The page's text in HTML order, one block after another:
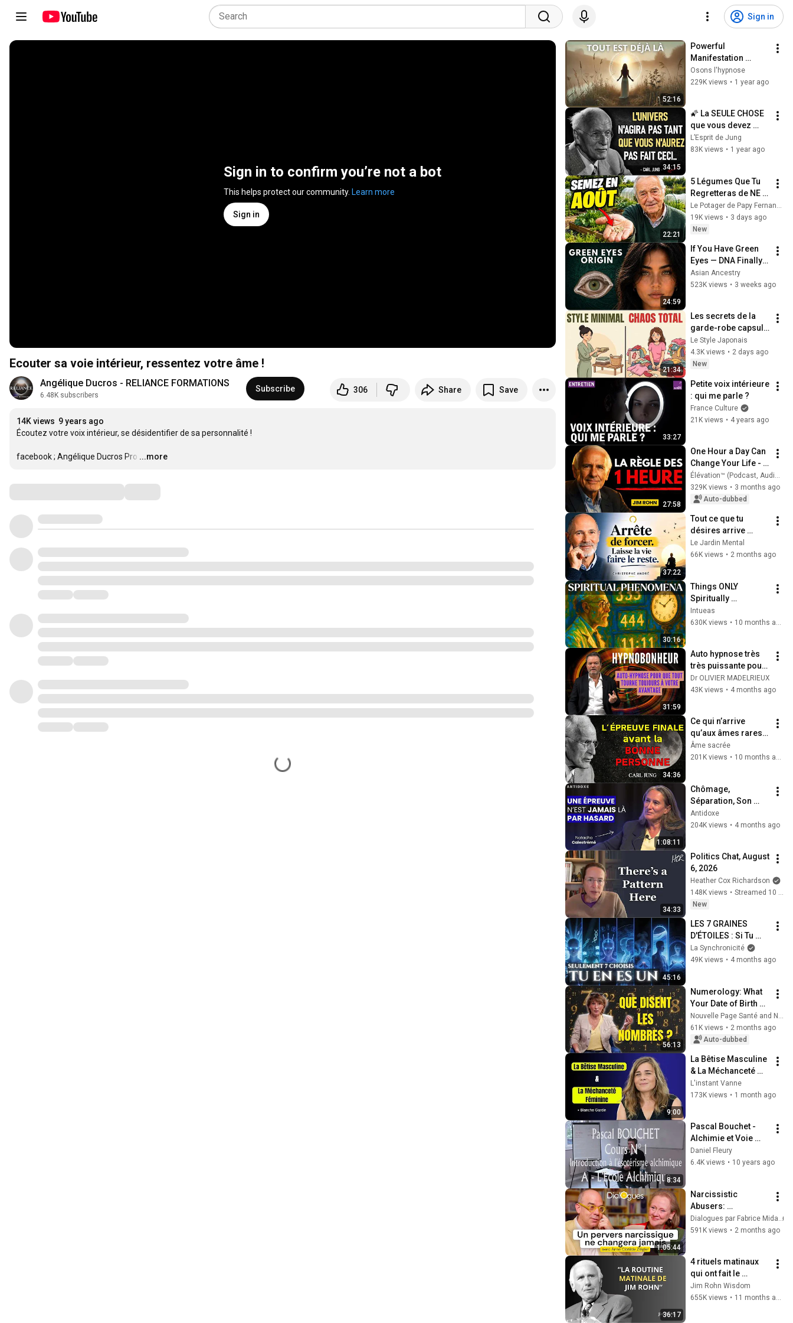
Sign in
Sign in to confirm you’re not a bot
This helps protect our community. Learn more
Sign in
Ecouter sa voie intérieur, ressentez votre âme !
Angélique Ducros - RELIANCE FORMATIONS
6.48K subscribers
Subscribe 306 Share Save
14K views 9 years ago
Écoutez votre voix intérieur, se désidentifier de sa personnalité !
facebook ; Angélique Ducros Pro …
...more
52:16
Powerful
Manifestation
Hypnosis: Feel It's
Already Done (and
Osons l'hypnose
229K views • 1 year ago
34:15
🌠 La SEULE CHOSE
que vous devez
faire pour que
l'UNIVERS
FAVEUR
L’Esprit de Jung
83K views • 1 year ago
22:21
5 Légumes Que Tu
Regretteras de NE
PAS Avoir Plantés
En Août !
Le Potager de Papy Fernand and Vies Pleines d’Histoire
19K views • 3 days ago
New
24:59
If You Have Green
Eyes — DNA Finally
Revealed Where
They Really Come
Asian Ancestry
523K views • 3 weeks ago
21:34
Les secrets de la
garde-robe capsule
japonaise —
Toujours élégant,
presque gratuit
Le Style Japonais
4.3K views • 2 days ago
New
33:27
Petite voix intérieure
: qui me parle ?
France Culture
21K views • 4 years ago
27:58
One Hour a Day Can
Change Your Life -
Jim Rohn MASTERY
Élévation™ (Podcast, Audiobook)
329K views • 3 months ago
Auto-dubbed
37:22
Tout ce que tu
désires arrive
quand tu cesses de
courir après |
Le Jardin Mental
66K views • 2 months ago
30:16
Things ONLY
Spiritually
Awakened People
Experience - Carl
Intueas
630K views •
31:59
Auto hypnose très
très puissante pour
que tout tourne
toujours à votre
Dr OLIVIER MADELRIEUX
43K views • 4 months ago
34:36
Ce qui n’arrive
qu’aux âmes rares,
juste avant que
l’AMOUR véritable
Âme sacrée
201K views • 10 months ago
1:08:11
Chômage,
Séparation, Son
Corps Qui Lâche :
Elle A Touché Le
Antidoxe
204K views • 4 months ago
34:33
Politics Chat, August
6, 2026
Heather Cox Richardson
148K views •
Streamed 10 hours ago
New
45:16
LES 7 GRAINES
D'ÉTOILES : Si Tu
Vois Cette Vidéo,
Ton Activation
MAINTENANT
La Synchronicité
49K views • 4 months ago
56:13
Numerology: What
Your Date of Birth
Reveals About You -
with Lydie Castells
Nouvelle Page Santé and NUMEROLOGIE-STRATEGIQUE by Lydie Castells
61K views • 2 months ago
Auto-dubbed
9:00
La Bêtise Masculine
& La Méchanceté
Féminine | Blanche
Gardin Humour
L'instant Vanne
173K views • 1 month ago
8:34
Pascal Bouchet -
Alchimie et Voie
Intérieure. Extrait du
cours 1
Daniel Fleury
6.4K views • 10 years ago
1:05:44
Narcissistic
Abusers:
Understanding and
Protecting Yourself
Ziégler
Dialogues par Fabrice Midal
591K views • 2 months ago
36:17
4 rituels matinaux
qui ont fait le
succès de Jim Rohn
| Jim Rohn Wisdom
Jim Rohn Wisdom
655K views • 11 months ago